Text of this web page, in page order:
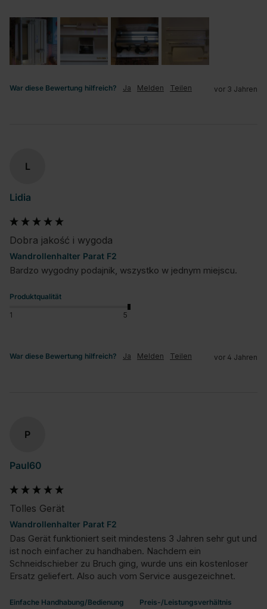
War diese Bewertung hilfreich? Ja Melden Teilen vor 3 Jahren
L
Lidia
Dobra jakość i wygoda
Wandrollenhalter Parat F2
Bardzo wygodny podajnik, wszystko w jednym miejscu.
Produktqualität
1 5
War diese Bewertung hilfreich? Ja Melden Teilen vor 4 Jahren
P
Paul60
Tolles Gerät
Wandrollenhalter Parat F2
Das Gerät funktioniert seit mindestens 3 Jahren sehr gut und
ist noch einfacher zu handhaben. Nachdem ein
Schneidschieber zu Bruch ging, wurde uns ein kostenloser
Ersatz geliefert. Also auch vom Service ausgezeichnet.
Einfache Handhabung/Bedienung Preis-/Leistungsverhältnis